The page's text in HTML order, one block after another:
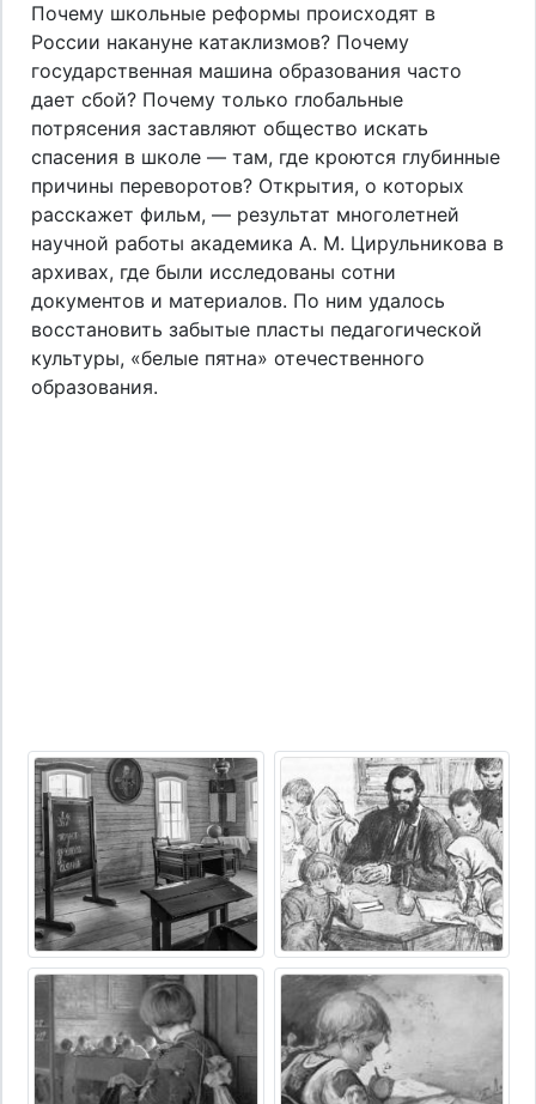
Почему школьные реформы происходят в
России накануне катаклизмов? Почему
государственная машина образования часто
дает сбой? Почему только глобальные
потрясения заставляют общество искать
спасения в школе — там, где кроются глубинные
причины переворотов? Открытия, о которых
расскажет фильм, — результат многолетней
научной работы академика А. М. Цирульникова в
архивах, где были исследованы сотни
документов и материалов. По ним удалось
восстановить забытые пласты педагогической
культуры, «белые пятна» отечественного
образования.